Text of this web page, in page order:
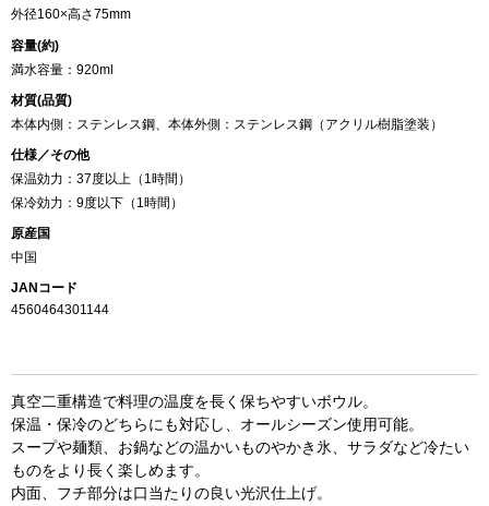
外径160×高さ75mm
容量(約)
満水容量：920ml
材質(品質)
本体内側：ステンレス鋼、本体外側：ステンレス鋼（アクリル樹脂塗装）
仕様／その他
保温効力：37度以上（1時間）
保冷効力：9度以下（1時間）
原産国
中国
JANコード
4560464301144
真空二重構造で料理の温度を長く保ちやすいボウル。
保温・保冷のどちらにも対応し、オールシーズン使用可能。
スープや麺類、お鍋などの温かいものやかき氷、サラダなど冷たい
ものをより長く楽しめます。
内面、フチ部分は口当たりの良い光沢仕上げ。